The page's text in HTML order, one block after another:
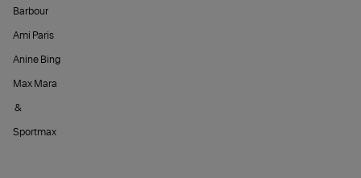
Barbour
Ami Paris
Anine Bing
Max Mara
&
Sportmax